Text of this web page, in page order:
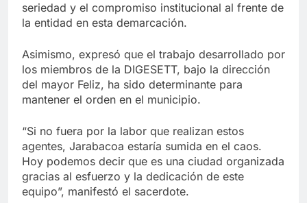
seriedad y el compromiso institucional al frente de
la entidad en esta demarcación.
Asimismo, expresó que el trabajo desarrollado por
los miembros de la DIGESETT, bajo la dirección
del mayor Feliz, ha sido determinante para
mantener el orden en el municipio.
“Si no fuera por la labor que realizan estos
agentes, Jarabacoa estaría sumida en el caos.
Hoy podemos decir que es una ciudad organizada
gracias al esfuerzo y la dedicación de este
equipo”, manifestó el sacerdote.